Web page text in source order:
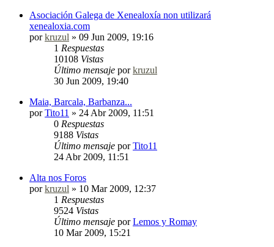
Asociación Galega de Xenealoxía non utilizará
xenealoxia.com
porkruzul » 09 Jun 2009, 19:16
1 Respuestas
10108 Vistas
Último mensaje porkruzul
30 Jun 2009, 19:40
Maia, Barcala, Barbanza...
porTito11 » 24 Abr 2009, 11:51
0 Respuestas
9188 Vistas
Último mensaje porTito11
24 Abr 2009, 11:51
Alta nos Foros
porkruzul » 10 Mar 2009, 12:37
1 Respuestas
9524 Vistas
Último mensaje porLemos y Romay
10 Mar 2009, 15:21